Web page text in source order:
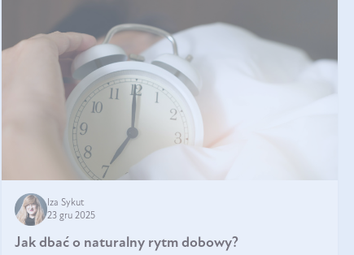
Iza Sykut
23 gru 2025
Jak dbać o naturalny rytm dobowy?